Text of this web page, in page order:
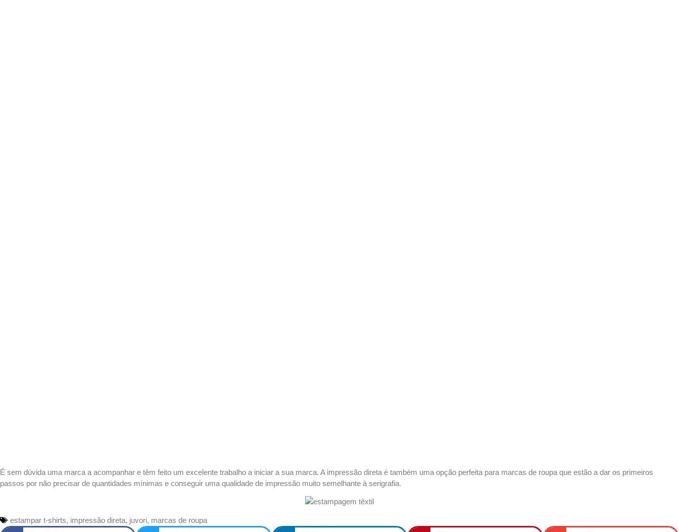
É sem dúvida uma marca a acompanhar e têm feito um excelente trabalho a iniciar a sua marca. A impressão direta é também uma opção perfeita para marcas de roupa que estão a dar os primeiros
passos por não precisar de quantidades mínimas e conseguir uma qualidade de impressão muito semelhante à serigrafia.
estampar t-shirts, impressão direta, juvori, marcas de roupa